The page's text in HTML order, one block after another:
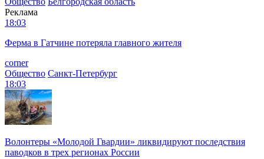
Реклама
18:03
Ферма в Гатчине потеряла главного жителя
corner
Общество Санкт-Петербург
18:03
Волонтеры «Молодой Гвардии» ликвидируют последствия
паводков в трех регионах России